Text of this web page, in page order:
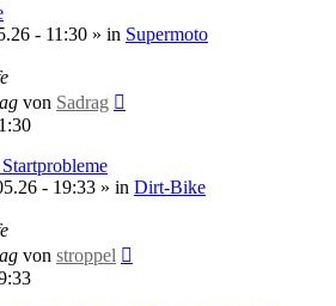
- 11:30 » in Supermoto
von Sadrag
- 19:33 » in Dirt-Bike
von stroppel